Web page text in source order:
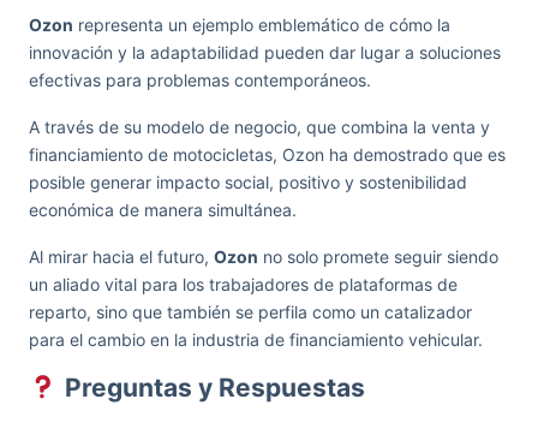
Ozon representa un ejemplo emblemático de cómo la
innovación y la adaptabilidad pueden dar lugar a soluciones
efectivas para problemas contemporáneos.
A través de su modelo de negocio, que combina la venta y
financiamiento de motocicletas, Ozon ha demostrado que es
posible generar impacto social, positivo y sostenibilidad
económica de manera simultánea.
Al mirar hacia el futuro, Ozon no solo promete seguir siendo
un aliado vital para los trabajadores de plataformas de
reparto, sino que también se perfila como un catalizador
para el cambio en la industria de financiamiento vehicular.
Preguntas y Respuestas